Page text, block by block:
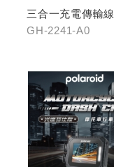
三合一充電傳輸線
GH-2241-A0